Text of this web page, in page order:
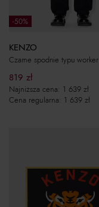
-50%
KENZO
Czarne spodnie typu worker
819 zł
Najniższa cena: 1 639 zł
Cena regularna: 1 639 zł